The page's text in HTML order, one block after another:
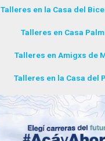
Talleres en la Casa del
Talleres en Casa
Talleres en Amigxs de
Talleres en la Casa del